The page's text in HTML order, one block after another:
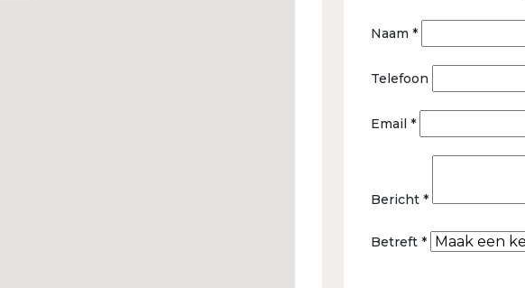
Naam *
Telefoon
Email *
Bericht *
Betreft *